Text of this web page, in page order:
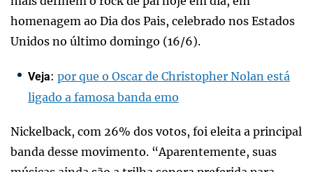
homenagem ao Dia dos Pais, celebrado nos Estados
Unidos no último domingo (16/6).
Veja: por que o Oscar de Christopher Nolan está
ligado a famosa banda emo
Nickelback, com 26% dos votos, foi eleita a principal
banda desse movimento. “Aparentemente, suas